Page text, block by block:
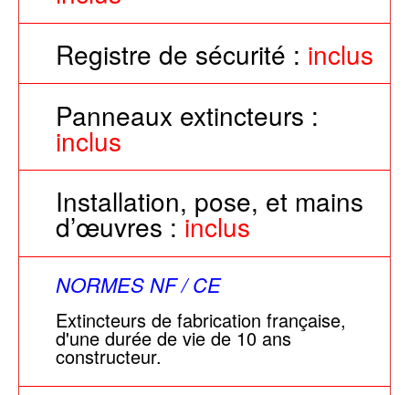
Registre de sécurité : inclus
Panneaux extincteurs :
inclus
Installation, pose, et mains
d’œuvres :inclus
NORMES NF / CE
Extincteurs de fabrication française,
d'une durée de vie de 10 ans
constructeur.